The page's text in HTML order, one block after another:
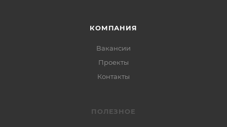
КОМПАНИЯ
Вакансии
Проекты
Контакты
ПОЛЕЗНОЕ